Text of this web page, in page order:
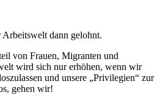
Arbeitswelt dann gelohnt.
von Frauen, Migranten und
wird sich nur erhöhen, wenn wir
und unsere „Privilegien“ zur
gehen wir!